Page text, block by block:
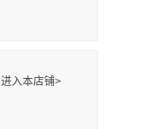
进入本店铺>